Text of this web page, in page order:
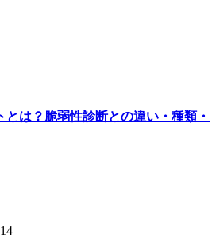
は？脆弱性診断との違い・種類・
14